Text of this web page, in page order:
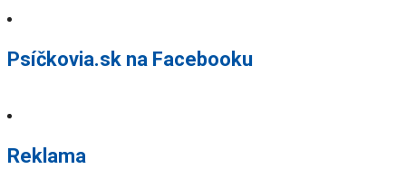
Psíčkovia.sk na Facebooku
Reklama